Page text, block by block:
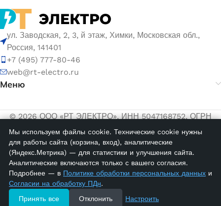
ул. Заводская, 2, 3, й этаж, Химки, Московская обл.,
Россия, 141401
+7 (495) 777-80-46
web@rt-electro.ru
Меню
© 2026 ООО «РТ ЭЛЕКТРО». ИНН 5047168752, ОГРН
1155047005145.
Политика обработки персональных данных
Согласие на обработку персональных данных
OD10-6B;
Вертикальная
4,00 ₽
Нет в
наличии
Мы используем файлы cookie. Технические cookie нужны
для работы сайта (корзина, вход), аналитические
(Яндекс.Метрика) — для статистики и улучшения сайта.
Аналитические включаются только с вашего согласия.
Подробнее — в Политике обработки персональных данных и
Согласии на обработку ПДн.
Принять все
Отклонить Настроить